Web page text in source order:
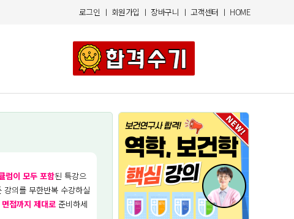
로그인 ㅣ 회원가입 ㅣ 장바구니 ㅣ 고객센터 ㅣ HOME
럼이 모두 포함된 특강으
의를 무한반복 수강하실
접까지 제대로 준비하세